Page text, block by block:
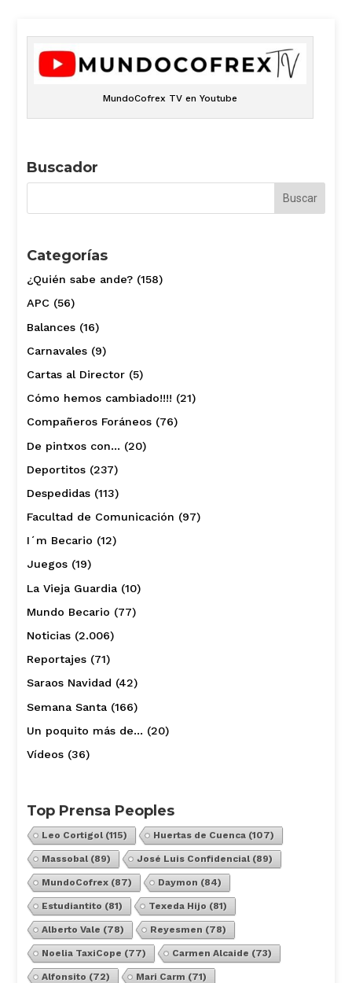
MundoCofrex TV en Youtube
Buscador
Categorías
¿Quién sabe ande?(158)
APC(56)
Balances(16)
Carnavales(9)
Cartas al Director(5)
Cómo hemos cambiado!!!! (21)
Compañeros Foráneos(76)
De pintxos con… (20)
Deportitos(237)
Despedidas(113)
Facultad de Comunicación (97)
I´m Becario (12)
Juegos(19)
La Vieja Guardia(10)
Mundo Becario (77)
Noticias(2.006)
Reportajes(71)
Saraos Navidad (42)
Semana Santa(166)
Un poquito más de… (20)
Vídeos(36)
Top Prensa Peoples
Leo Cortigol(115) Huertas de Cuenca(107)
Massobal(89) José Luis Confidencial(89)
MundoCofrex(87) Daymon (84)
Estudiantito (81) Texeda Hijo (81)
Alberto Vale (78) Reyesmen (78)
Noelia TaxiCope (77) Carmen Alcaide (73)
Alfonsito (72) Mari Carm (71)